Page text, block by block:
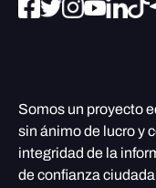
Somos un proyecto
sin ánimo de lucro y
integridad de la
de confianza